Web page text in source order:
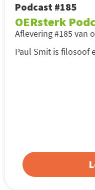
Podcast #185
OERsterk
Aflevering #185 van
Paul Smit is filosoof